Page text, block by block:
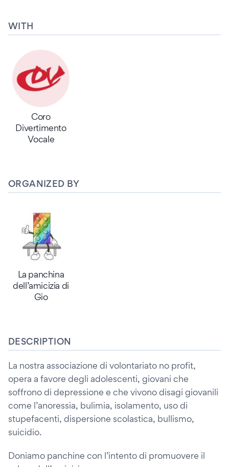
WITH
Coro
Divertimento
Vocale
ORGANIZED BY
La panchina
dell’amicizia di
Gio
DESCRIPTION
La nostra associazione di volontariato no profit,
opera a favore degli adolescenti, giovani che
soffrono di depressione e che vivono disagi giovanili
come l’anoressia, bulimia, isolamento, uso di
stupefacenti, dispersione scolastica, bullismo,
suicidio.
Doniamo panchine con l’intento di promuovere il